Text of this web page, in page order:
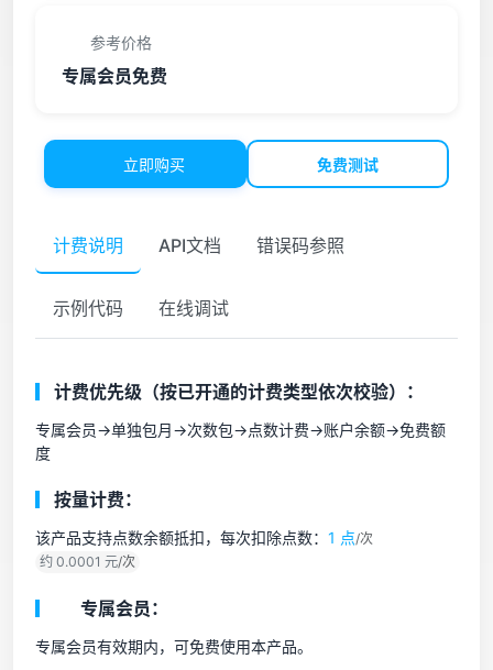
参考价格
专属会员免费
立即购买 免费测试
计费说明 API文档 错误码参照
示例代码 在线调试
计费优先级（按已开通的计费类型依次校验）：
专属会员->单独包月->次数包->点数计费->账户余额->免费额
度
按量计费：
该产品支持点数余额抵扣，每次扣除点数：1 点/次
约 0.0001 元/次
专属会员：
专属会员有效期内，可免费使用本产品。